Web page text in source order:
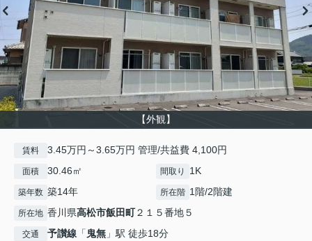
【外観】
賃料 3.45万円～3.65万円 管理/共益費 4,100円
面積 30.46㎡ 間取り 1K
築年数 築14年 所在階 1階/2階建
所在地 香川県高松市飯田町２１５番地５
交通 予讃線 「 鬼無 」駅 徒歩18分